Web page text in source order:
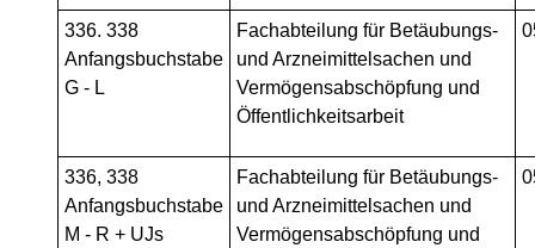
336. 338
Anfangsbuchstabe
G - L
Fachabteilung für Betäubungs-
und Arzneimittelsachen und
Vermögensabschöpfung und
Öffentlichkeitsarbeit
336, 338
Anfangsbuchstabe
M - R + UJs
Fachabteilung für Betäubungs-
und Arzneimittelsachen und
Vermögensabschöpfung und